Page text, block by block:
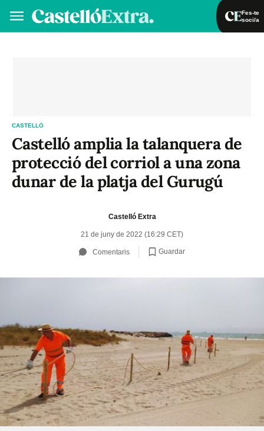
Fes-te
soci/a
CASTELLÓ
Castelló amplia la talanquera de
protecció del corriol a una zona
dunar de la platja del Gurugú
Castelló Extra
21 de juny de 2022 (16:29 CET)
Comentaris Guardar